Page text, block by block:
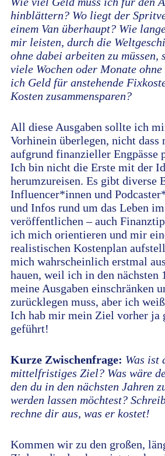
hinblättern? Wo liegt der
einem Van überhaupt? Wie
mir leisten, durch die
ohne dabei arbeiten zu
viele Wochen oder Monate ohne
ich Geld für anstehende
Kosten zusammensparen?
All diese Ausgaben sollte ich
Vorhinein überlegen, nicht dass
aufgrund finanzieller Engpässe
Ich bin nicht die Erste mit der
herumzureisen. Es gibt diverse
Influencer*innen und
und Infos rund um das Leben
veröffentlichen – auch
ich mich orientieren und mir
realistischen Kostenplan
mich wahrscheinlich erstmal
hauen, weil ich in den nächsten
meine Ausgaben einschränken
zurücklegen muss, aber ich
Ich hab mir mein Ziel vorher ja
geführt!
Kurze Zwischenfrage: Was ist
mittelfristiges Ziel? Was wäre
den du in den nächsten Jahren
werden lassen möchtest?
rechne dir aus, was er kostet!
Kommen wir zu den großen,